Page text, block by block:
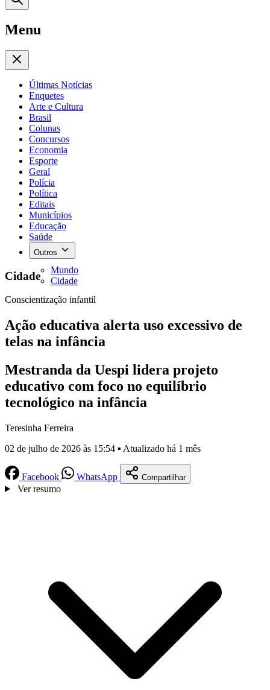
Menu
Últimas Notícias
Enquetes
Arte e Cultura
Brasil
Colunas
Concursos
Economia
Esporte
Geral
Polícia
Política
Editais
Municípios
Educação
Saúde
Outros
Mundo
Cidade
Cidade
Conscientização infantil
Ação educativa alerta uso excessivo de
telas na infância
Mestranda da Uespi lidera projeto
educativo com foco no equilíbrio
tecnológico na infância
Teresinha Ferreira
02 de julho de 2026 às 15:54 ▪ Atualizado há 1 mês
Facebook WhatsApp Compartilhar
Ver resumo